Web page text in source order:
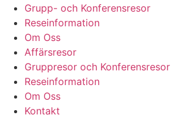
Grupp- och Konferensresor
Reseinformation
Om Oss
Affärsresor
Gruppresor och Konferensresor
Reseinformation
Om Oss
Kontakt